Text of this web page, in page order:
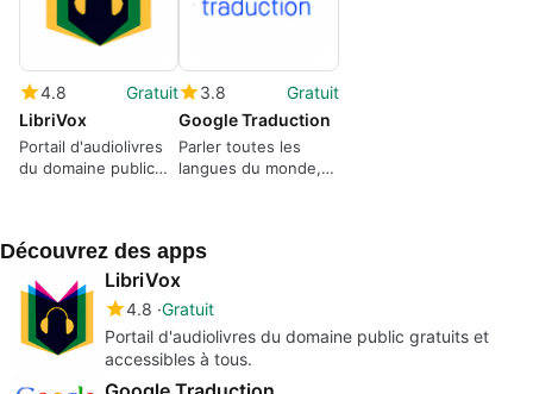
4.8
Gratuit
LibriVox
Portail d'audiolivres
du domaine public
3.8
Gratuit
Google Traduction
Parler toutes les
langues du monde,
Découvrez des apps
LibriVox
4.8 Gratuit
Portail d'audiolivres du domaine public gratuits et
accessibles à tous.